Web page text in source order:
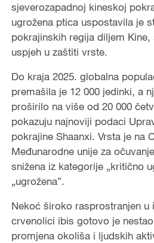
sjeverozapadnoj kineskoj
ugrožena ptica uspostavila je
pokrajinskih regija diljem
uspjeh u zaštiti vrste.
Do kraja 2025. globalna
premašila je 12 000 jedinki, a
proširilo na više od 20 000
pokazuju najnoviji podaci
pokrajine Shaanxi. Vrsta je na
Međunarodne unije za
snižena iz kategorije „kritično
„ugrožena”.
Nekoć široko rasprostranjen u
crvenolici ibis gotovo je
promjena okoliša i ljudskih